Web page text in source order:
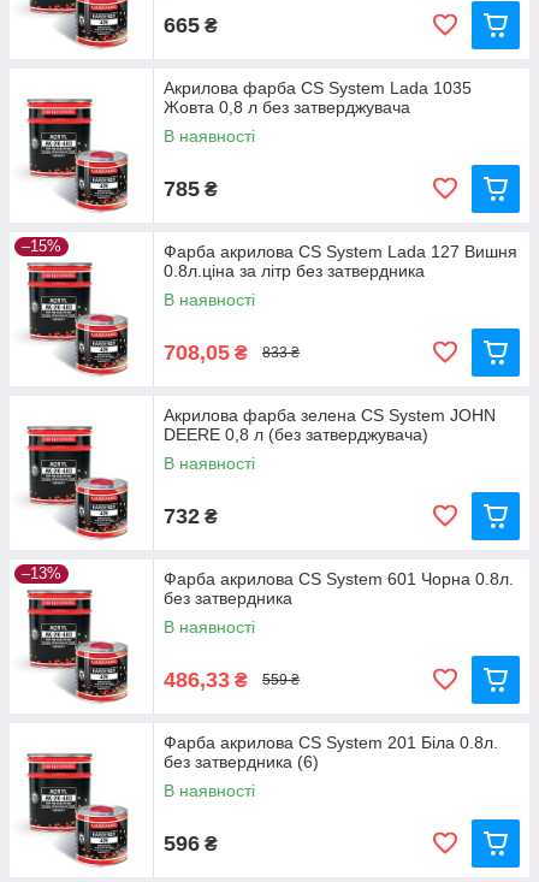
665 ₴
Акрилова фарба CS System Lada 1035
Жовта 0,8 л без затверджувача
В наявності
785 ₴
–15%
Фарба акрилова CS System Lada 127 Вишня
0.8л.ціна за літр без затвердника
В наявності
708,05 ₴ 833 ₴
Акрилова фарба зелена CS System JOHN
DEERE 0,8 л (без затверджувача)
В наявності
732 ₴
–13%
Фарба акрилова CS System 601 Чорна 0.8л.
без затвердника
В наявності
486,33 ₴ 559 ₴
Фарба акрилова CS System 201 Біла 0.8л.
без затвердника (6)
В наявності
596 ₴